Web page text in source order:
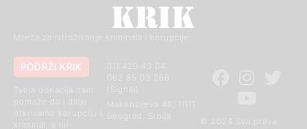
Mreža za istraživanje kriminala i korupcije
© 2024 Sva prava
011 420 43 04
Makenzijeva 46, 11111
PODRŽI KRIK
otkrivamo korupciju i
kriminal, a mi